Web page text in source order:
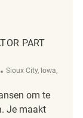
REQ134216
PART
Plaats
Sioux City, Iowa,
om te
Je maakt